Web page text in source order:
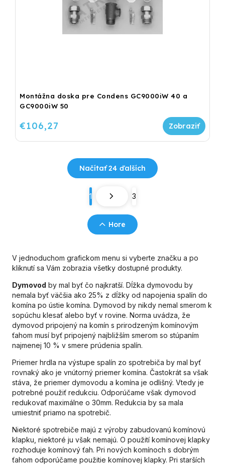
Montážna doska pre Condens GC9000iW 40 a
GC9000iW 50
€106,27
Načítať 24 ďalších
1 3
Hore
V jednoduchom grafickom menu si vyberte značku a po
kliknutí sa Vám zobrazia všetky dostupné produkty.
Dymovod by mal byť čo najkratší. Dĺžka dymovodu by
nemala byť väčšia ako 25% z dĺžky od napojenia spalín do
komína po ústie komína. Dymovod by nikdy nemal smerom k
sopúchu klesať alebo byť v rovine. Norma uvádza, že
dymovod pripojený na komín s prirodzeným komínovým
ťahom musí byť pripojený najbližším smerom so stúpaním
najmenej 10 % v smere prúdenia spalín.
Priemer hrdla na výstupe spalín zo spotrebiča by mal byť
rovnaký ako je vnútorný priemer komína. Častokrát sa však
stáva, že priemer dymovodu a komína je odlišný. Vtedy je
potrebné použiť redukciu. Odporúčame však dymovod
redukovať maximálne o 30mm. Redukcia by sa mala
umiestniť priamo na spotrebič.
Niektoré spotrebiče majú z výroby zabudovanú komínovú
klapku, niektoré ju však nemajú. O použití komínovej klapky
rozhoduje komínový ťah. Pri nových komínoch s dobrým
ťahom odporúčame použitie komínovej klapky. Pri starších